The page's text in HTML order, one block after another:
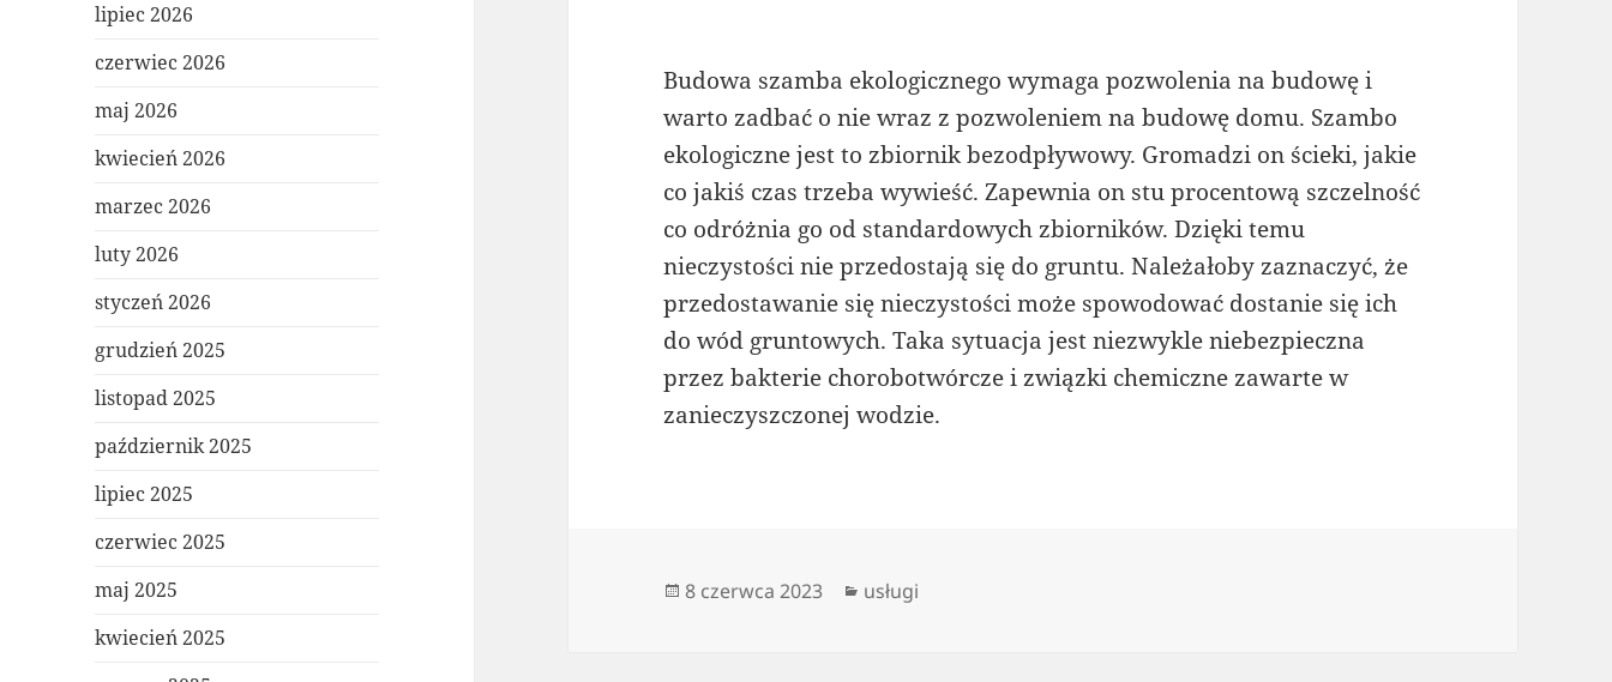
lipiec 2026
czerwiec 2026
maj 2026
kwiecień 2026
marzec 2026
luty 2026
styczeń 2026
grudzień 2025
listopad 2025
październik 2025
lipiec 2025
czerwiec 2025
maj 2025
kwiecień 2025
Budowa szamba ekologicznego wymaga pozwolenia na budowę i
warto zadbać o nie wraz z pozwoleniem na budowę domu. Szambo
ekologiczne jest to zbiornik bezodpływowy. Gromadzi on ścieki, jakie
co jakiś czas trzeba wywieść. Zapewnia on stu procentową szczelność
co odróżnia go od standardowych zbiorników. Dzięki temu
nieczystości nie przedostają się do gruntu. Należałoby zaznaczyć, że
przedostawanie się nieczystości może spowodować dostanie się ich
do wód gruntowych. Taka sytuacja jest niezwykle niebezpieczna
przez bakterie chorobotwórcze i związki chemiczne zawarte w
zanieczyszczonej wodzie.
Data
8 czerwca 2023 Kategorie
usługi